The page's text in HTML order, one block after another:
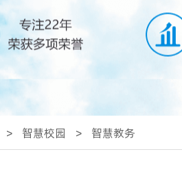
> 智慧校园 > 智慧教务